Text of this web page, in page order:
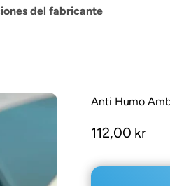
del fabricante
Anti Humo
Precio de
112,00 kr